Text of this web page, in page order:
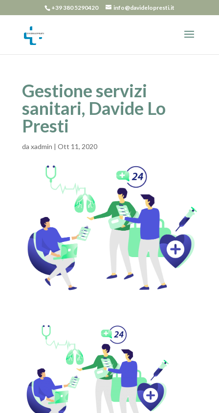
+39 380 5290420 info@davidelopresti.it
Gestione servizi
sanitari, Davide Lo
Presti
da xadmin | Ott 11, 2020